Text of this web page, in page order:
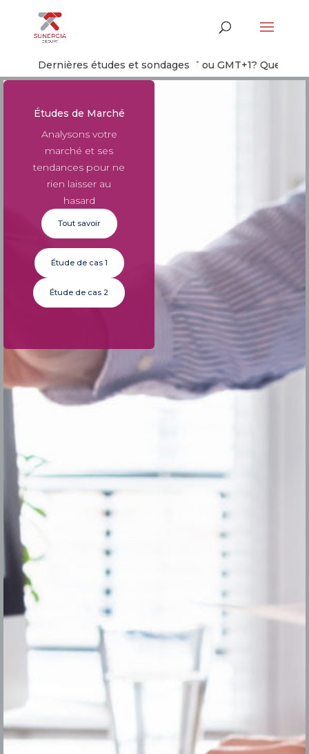
Dernières études et sondagesGMT ou GMT+1? Quel
Études de Marché
Analysons votre
marché et ses
tendances pour ne
rien laisser au
hasard
Tout savoir
Étude de cas 1
Étude de cas 2